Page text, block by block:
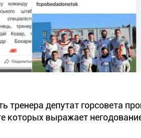
депутат горсовета
которых выражает